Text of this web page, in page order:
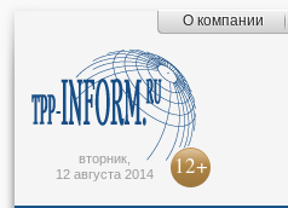
О компании
вторник,
12 августа 2014
12+